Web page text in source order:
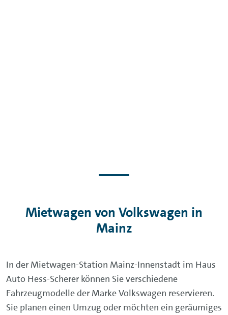
Mietwagen von Volkswagen in
Mainz
In der Mietwagen-Station Mainz-Innenstadt im Haus
Auto Hess-Scherer können Sie verschiedene
Fahrzeugmodelle der Marke Volkswagen reservieren.
Sie planen einen Umzug oder möchten ein geräumiges